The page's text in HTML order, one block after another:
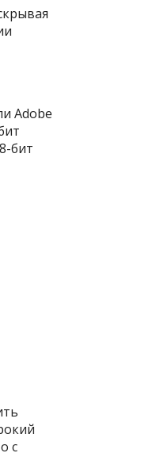
Adobe
бит
с